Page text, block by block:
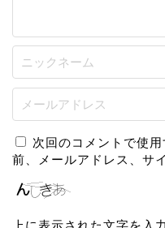
次回のコメントで使
前、メールアドレス、サ
上に表示された文字を入